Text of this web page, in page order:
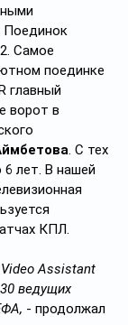
Поединок
Самое
поединке
главный
ворот в
. С тех
6 лет. В нашей
КПЛ.
Assistant
ведущих
- продолжал